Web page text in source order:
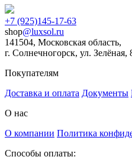
+7 (925)145-17-63
shop@luxsol.ru
141504, Московская область,
г. Солнечногорск, ул. Зелёная,
Покупателям
Доставка и оплата Документы
О нас
О компании Политика
Способы оплаты: